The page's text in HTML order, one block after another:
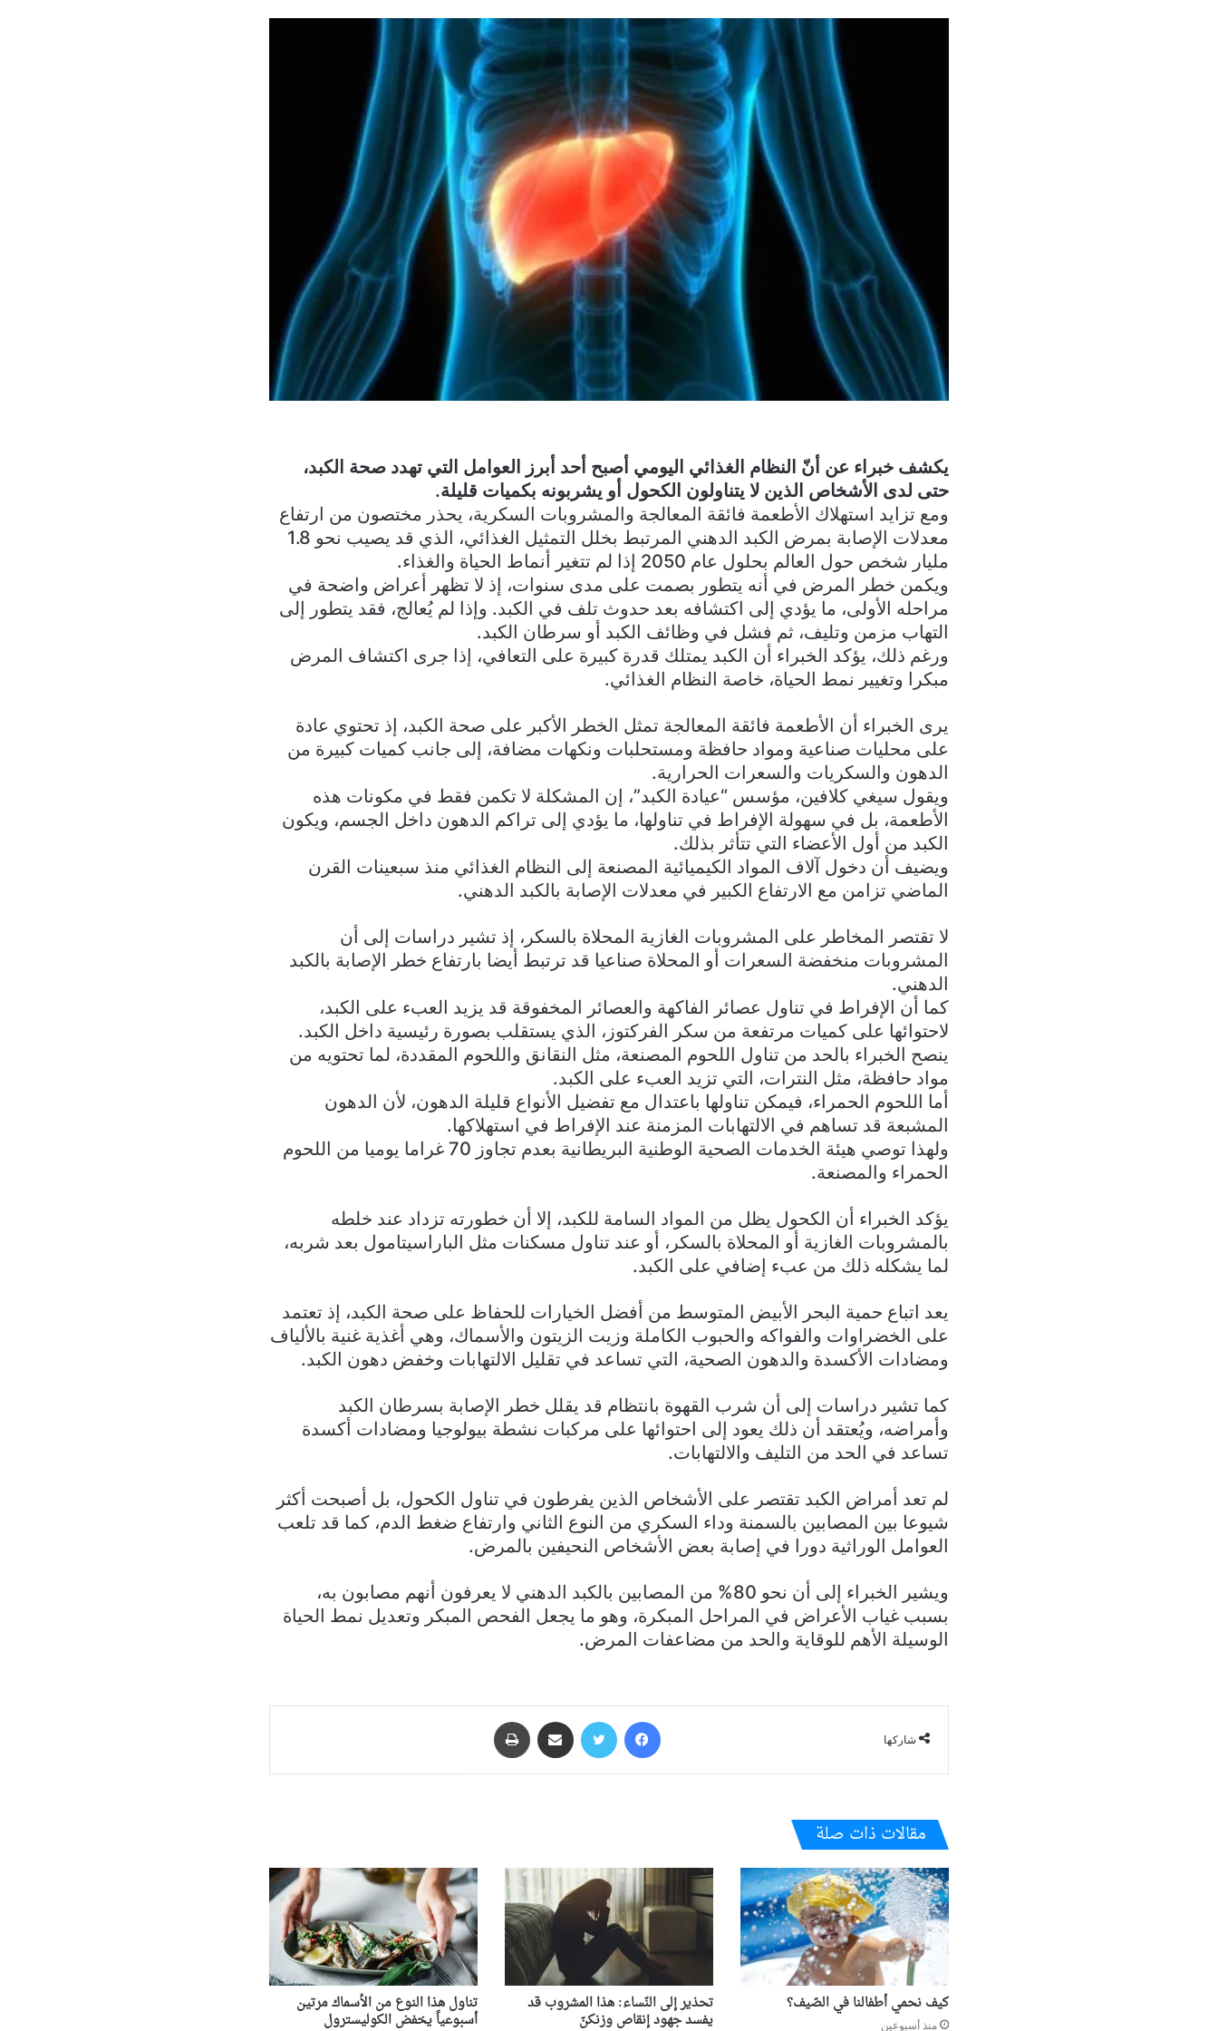
يكشف خبراء عن أنّ النظام الغذائي اليومي أصبح أحد أبرز العوامل التي تهدد صحة الكبد،
حتى لدى الأشخاص الذين لا يتناولون الكحول أو يشربونه بكميات قليلة.
ومع تزايد استهلاك الأطعمة فائقة المعالجة والمشروبات السكرية، يحذر مختصون من ارتفاع
معدلات الإصابة بمرض الكبد الدهني المرتبط بخلل التمثيل الغذائي، الذي قد يصيب نحو 1.8
مليار شخص حول العالم بحلول عام 2050 إذا لم تتغير أنماط الحياة والغذاء.
ويكمن خطر المرض في أنه يتطور بصمت على مدى سنوات، إذ لا تظهر أعراض واضحة في
مراحله الأولى، ما يؤدي إلى اكتشافه بعد حدوث تلف في الكبد. وإذا لم يُعالج، فقد يتطور إلى
التهاب مزمن وتليف، ثم فشل في وظائف الكبد أو سرطان الكبد.
ورغم ذلك، يؤكد الخبراء أن الكبد يمتلك قدرة كبيرة على التعافي، إذا جرى اكتشاف المرض
مبكرا وتغيير نمط الحياة، خاصة النظام الغذائي.
يرى الخبراء أن الأطعمة فائقة المعالجة تمثل الخطر الأكبر على صحة الكبد، إذ تحتوي عادة
على محليات صناعية ومواد حافظة ومستحلبات ونكهات مضافة، إلى جانب كميات كبيرة من
الدهون والسكريات والسعرات الحرارية.
ويقول سيغي كلافين، مؤسس “عيادة الكبد”، إن المشكلة لا تكمن فقط في مكونات هذه
الأطعمة، بل في سهولة الإفراط في تناولها، ما يؤدي إلى تراكم الدهون داخل الجسم، ويكون
الكبد من أول الأعضاء التي تتأثر بذلك.
ويضيف أن دخول آلاف المواد الكيميائية المصنعة إلى النظام الغذائي منذ سبعينات القرن
الماضي تزامن مع الارتفاع الكبير في معدلات الإصابة بالكبد الدهني.
لا تقتصر المخاطر على المشروبات الغازية المحلاة بالسكر، إذ تشير دراسات إلى أن
المشروبات منخفضة السعرات أو المحلاة صناعيا قد ترتبط أيضا بارتفاع خطر الإصابة بالكبد
الدهني.
كما أن الإفراط في تناول عصائر الفاكهة والعصائر المخفوقة قد يزيد العبء على الكبد،
لاحتوائها على كميات مرتفعة من سكر الفركتوز، الذي يستقلب بصورة رئيسية داخل الكبد.
ينصح الخبراء بالحد من تناول اللحوم المصنعة، مثل النقانق واللحوم المقددة، لما تحتويه من
مواد حافظة، مثل النترات، التي تزيد العبء على الكبد.
أما اللحوم الحمراء، فيمكن تناولها باعتدال مع تفضيل الأنواع قليلة الدهون، لأن الدهون
المشبعة قد تساهم في الالتهابات المزمنة عند الإفراط في استهلاكها.
ولهذا توصي هيئة الخدمات الصحية الوطنية البريطانية بعدم تجاوز 70 غراما يوميا من اللحوم
الحمراء والمصنعة.
يؤكد الخبراء أن الكحول يظل من المواد السامة للكبد، إلا أن خطورته تزداد عند خلطه
بالمشروبات الغازية أو المحلاة بالسكر، أو عند تناول مسكنات مثل الباراسيتامول بعد شربه،
لما يشكله ذلك من عبء إضافي على الكبد.
يعد اتباع حمية البحر الأبيض المتوسط من أفضل الخيارات للحفاظ على صحة الكبد، إذ تعتمد
على الخضراوات والفواكه والحبوب الكاملة وزيت الزيتون والأسماك، وهي أغذية غنية بالألياف
ومضادات الأكسدة والدهون الصحية، التي تساعد في تقليل الالتهابات وخفض دهون الكبد.
كما تشير دراسات إلى أن شرب القهوة بانتظام قد يقلل خطر الإصابة بسرطان الكبد
وأمراضه، ويُعتقد أن ذلك يعود إلى احتوائها على مركبات نشطة بيولوجيا ومضادات أكسدة
تساعد في الحد من التليف والالتهابات.
لم تعد أمراض الكبد تقتصر على الأشخاص الذين يفرطون في تناول الكحول، بل أصبحت أكثر
شيوعا بين المصابين بالسمنة وداء السكري من النوع الثاني وارتفاع ضغط الدم، كما قد تلعب
العوامل الوراثية دورا في إصابة بعض الأشخاص النحيفين بالمرض.
ويشير الخبراء إلى أن نحو 80% من المصابين بالكبد الدهني لا يعرفون أنهم مصابون به،
بسبب غياب الأعراض في المراحل المبكرة، وهو ما يجعل الفحص المبكر وتعديل نمط الحياة
الوسيلة الأهم للوقاية والحد من مضاعفات المرض.
شاركها
فيسبوك تويتر مشاركة عبر البريد
مقالات ذات صلة
كيف نحمي أطفالنا في الصّيف؟
منذ أسبوعين
تحذير إلى النّساء: هذا المشروب قد
يفسد جهود إنقاص وزنكنّ
تناول هذا النوع من الأسماك مرتين
أسبوعياً يخفض الكوليسترول